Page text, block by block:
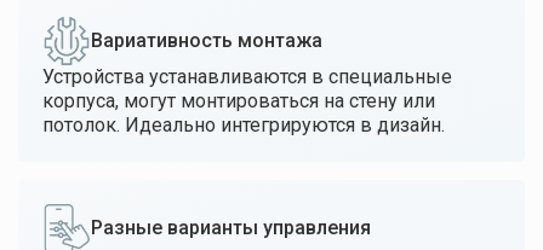
Вариативность монтажа
Устройства устанавливаются в специальные
корпуса, могут монтироваться на стену или
потолок. Идеально интегрируются в дизайн.
Разные варианты управления